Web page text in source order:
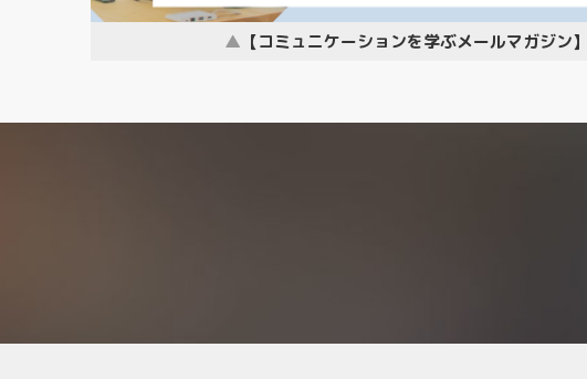
【コミュニケーションを学ぶメールマガジン】